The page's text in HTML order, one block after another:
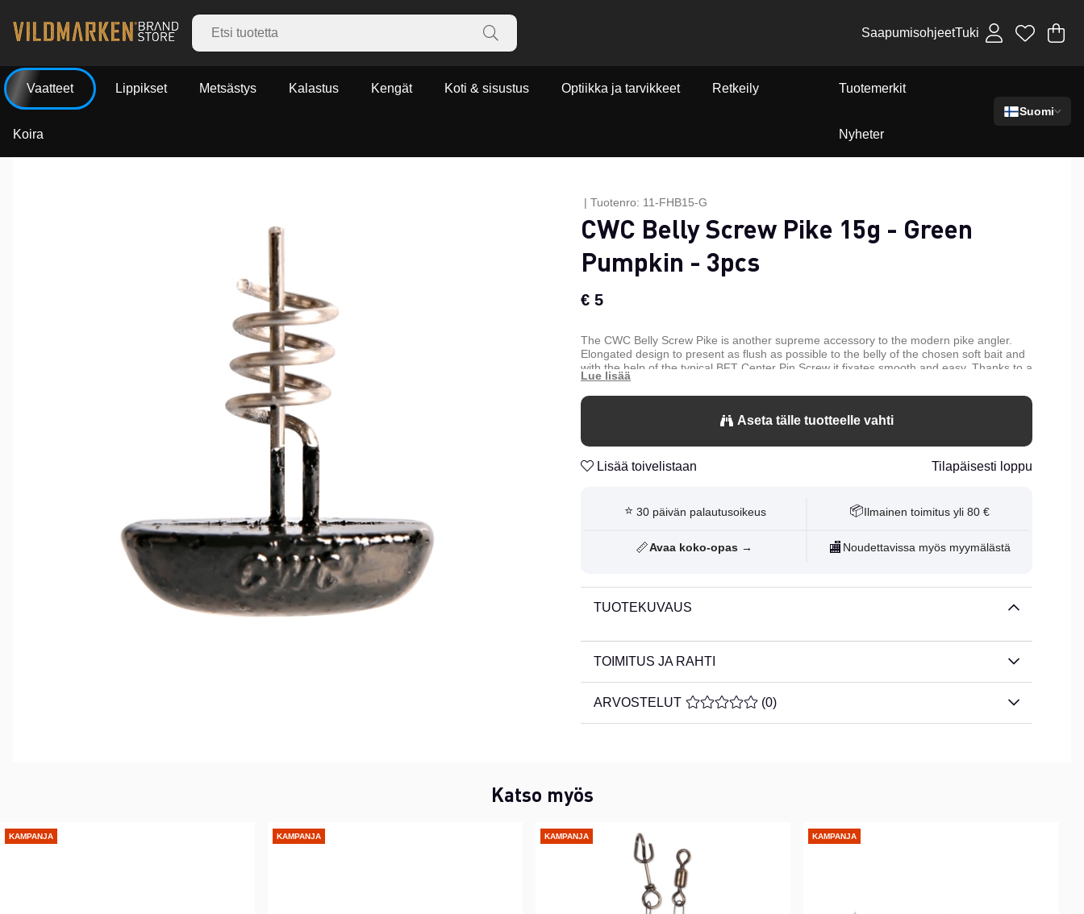
SaapumisohjeetTuki .
Vaatteet Lippikset Metsästys Kalastus Kengät Koti & sisustus Optiikka ja tarvikkeet Retkeily
Koira
Tuotemerkit
Nyheter
Suomi
| Tuotenro: 11-FHB15-G
CWC Belly Screw Pike 15g - Green
Pumpkin - 3pcs
€ 5
The CWC Belly Screw Pike is another supreme accessory to the modern pike angler.
Elongated design to present as flush as possible to the belly of the chosen soft bait and
with the help of the typical BFT Center Pin Screw it fixates smooth and easy. Thanks to a
1,8 mm wide channel in the weight, wire as thick as 100 LBS and single strand stainless
steel wire moves freely through it.
Available in 5g / 7g / 10g / 15g.
Aseta tälle tuotteelle vahti
Lisää toivelistaan Tilapäisesti loppu
⭐ 30 päivän palautusoikeus 📦 Ilmainen toimitus yli 80 €
📏Avaa koko-opas → 🏬 Noudettavissa myös myymälästä
TUOTEKUVAUS
TOIMITUS JA RAHTI
ARVOSTELUT KESKIARVOLUOKITUS 0 / 5 ARVIOIDEN MÄÄRÄ 0
(0)
Katso myös
KAMPANJA KAMPANJA KAMPANJA KAMPANJA